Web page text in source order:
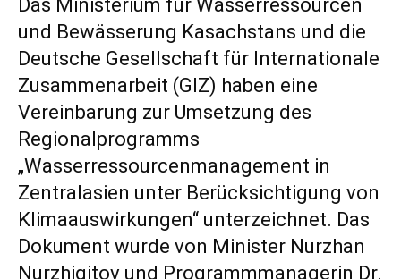
Das Ministerium für Wasserressourcen
und Bewässerung Kasachstans und die
Deutsche Gesellschaft für Internationale
Zusammenarbeit (GIZ) haben eine
Vereinbarung zur Umsetzung des
Regionalprogramms
„Wasserressourcenmanagement in
Zentralasien unter Berücksichtigung von
Klimaauswirkungen“ unterzeichnet. Das
Dokument wurde von Minister Nurzhan
Nurzhigitov und Programmmanagerin Dr.